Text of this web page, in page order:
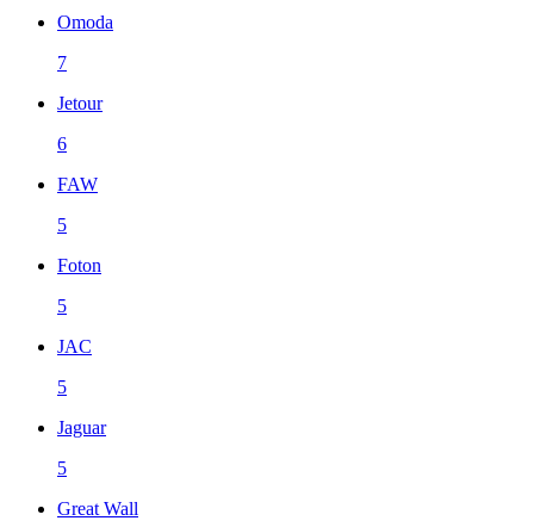
Omoda
7
Jetour
6
FAW
5
Foton
5
JAC
5
Jaguar
5
Great Wall